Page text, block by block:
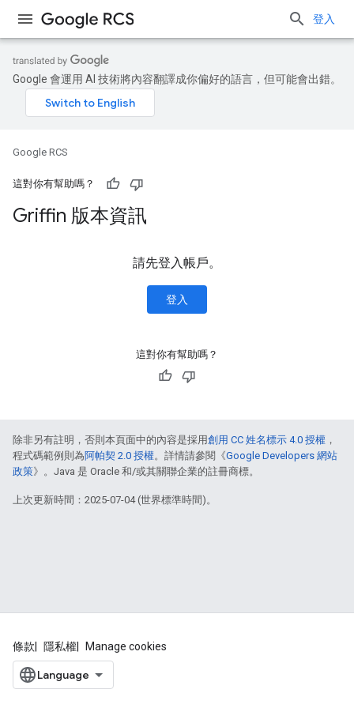
登入
Google 會運用 AI 技術將內容翻譯成你偏好的語言，但可能會出錯。
Google RCS
這對你有幫助嗎？
Griffin 版本資訊
請先登入帳戶。
登入
這對你有幫助嗎？
除非另有註明，否則本頁面中的內容是採用創用 CC 姓名標示 4.0 授權 ，
程式碼範例則為阿帕契 2.0 授權。詳情請參閱《Google Developers 網站
政策》。Java 是 Oracle 和/或其關聯企業的註冊商標。
上次更新時間：2025-07-04 (世界標準時間)。
條款 隱私權 Manage cookies